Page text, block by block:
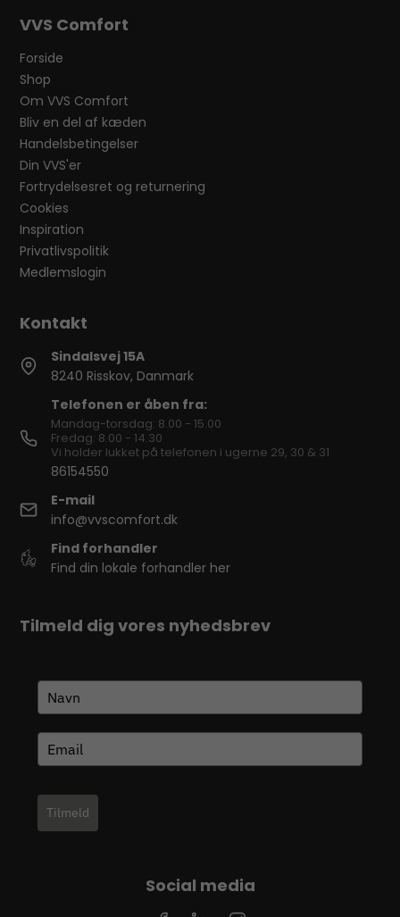
VVS Comfort
Forside
Shop
Om VVS Comfort
Bliv en del af kæden
Handelsbetingelser
Din VVS'er
Fortrydelsesret og returnering
Cookies
Inspiration
Privatlivspolitik
Medlemslogin
Sindalsvej 15A
8240 Risskov, Danmark
Telefonen er åben fra:
Mandag-torsdag: 8.00 - 15.00
Fredag: 8.00 - 14.30
Vi holder lukket på telefonen i ugerne 29, 30 & 31
86154550
E-mail
info@vvscomfort.dk
Find forhandler
Find din lokale forhandler her
Tilmeld dig vores nyhedsbrev
Tilmeld
Social media